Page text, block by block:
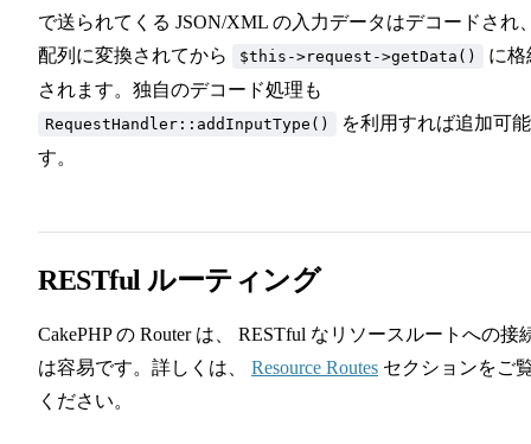
で送られてくる JSON/XML の入力データはデコードされ
配列に変換されてから
$this->request->getData()
に格
されます。独自のデコード処理も
RequestHandler::addInputType()
を利用すれば追加可
す。
RESTful ルーティング
CakePHP の Router は、 RESTful なリソースルートへの接
は容易です。詳しくは、 Resource Routes セクションをご
ください。